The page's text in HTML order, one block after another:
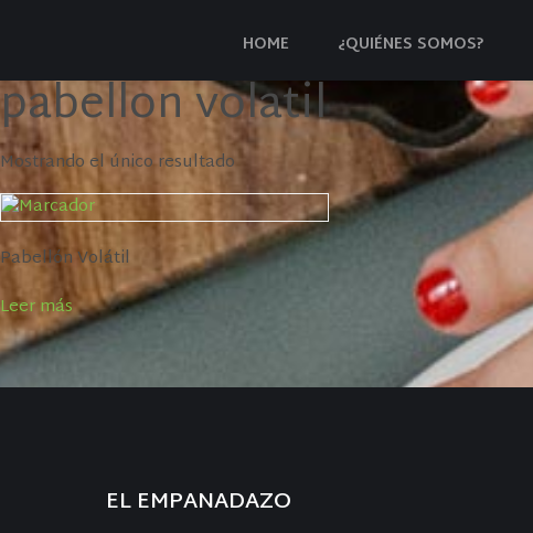
HOME ¿QUIÉNES SOMOS?
pabellon volatil
Mostrando el único resultado
Pabellón Volátil
Leer más
EL EMPANADAZO